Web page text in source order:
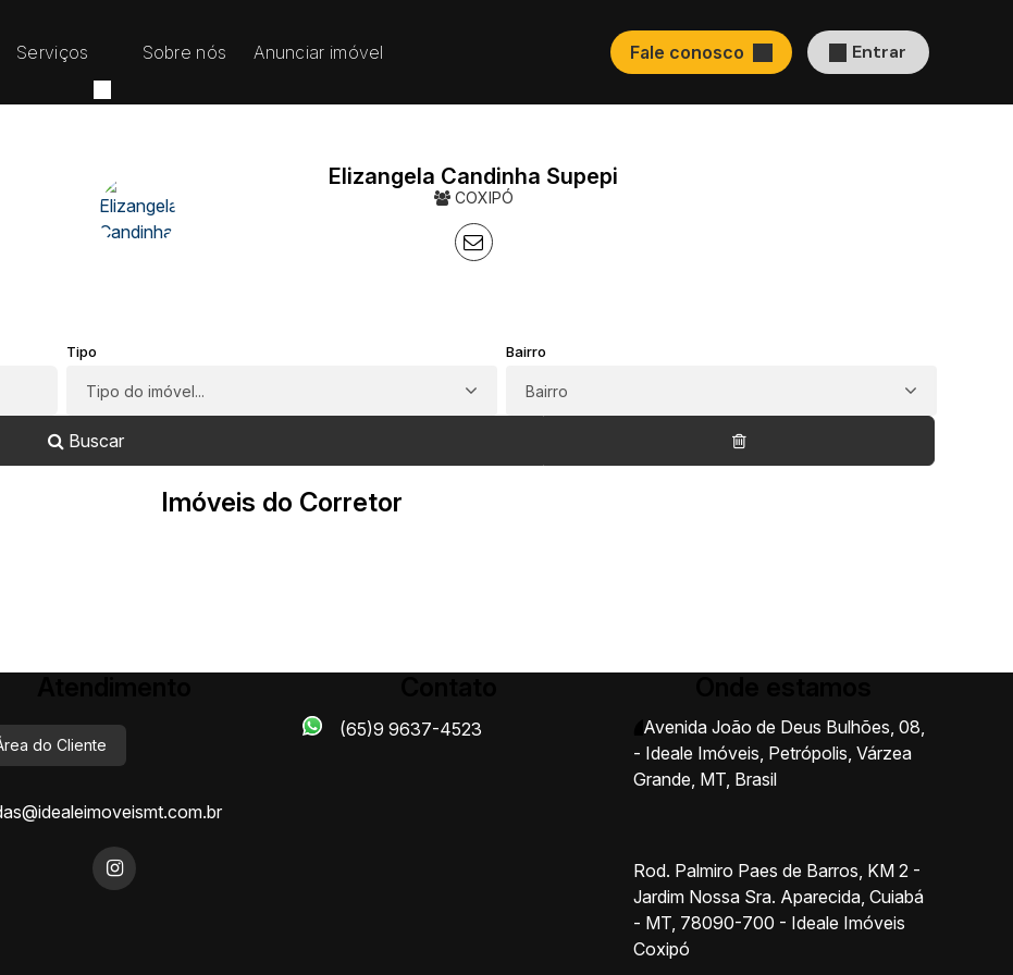
Entrar
Fale conosco
Anunciar imóvel
Sobre nós
Serviços
Elizangela Candinha Supepi
COXIPÓ
Tipo
Tipo do imóvel...
Bairro
Bairro
Buscar
Imóveis do Corretor
do Cliente
(65)9 9637-4523 Avenida João de Deus Bulhões, 08,
- Ideale Imóveis, Petrópolis, Várzea
Grande, MT, Brasil
Rod. Palmiro Paes de Barros, KM 2 -
Jardim Nossa Sra. Aparecida, Cuiabá
- MT, 78090-700 - Ideale Imóveis
Coxipó